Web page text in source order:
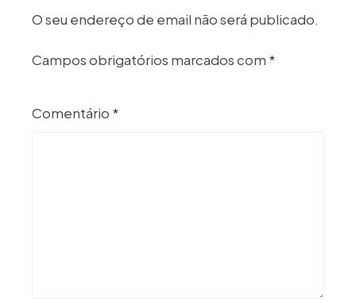
O seu endereço de email não será publicado.
Campos obrigatórios marcados com *
Comentário *